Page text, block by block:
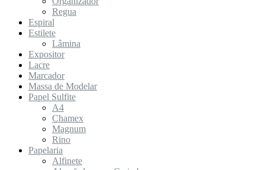
Regua
Espiral
Estilete
Lâmina
Expositor
Lacre
Marcador
Massa de Modelar
Papel Sulfite
A4
Chamex
Magnum
Rino
Papelaria
Alfinete